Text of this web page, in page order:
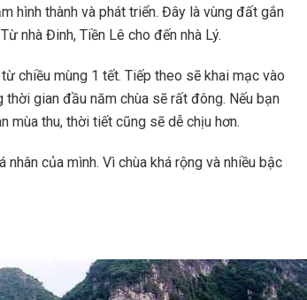
hình thành và phát triển. Đây là vùng đất gắn
nhà Đinh, Tiền Lê cho đến nhà Lý.
chiều mùng 1 tết. Tiếp theo sẽ khai mạc vào
gian đầu năm chùa sẽ rất đông. Nếu bạn
mùa thu, thời tiết cũng sẽ dễ chịu hơn.
của mình. Vì chùa khá rộng và nhiều bậc